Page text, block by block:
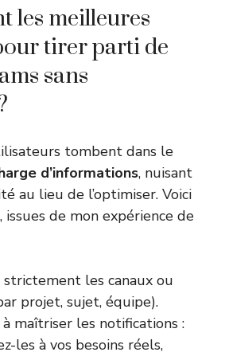
les meilleures
tirer parti de
sans
tombent dans le
d’informations, nuisant
au lieu de l’optimiser. Voici
de mon expérience de
strictement les canaux ou
projet, sujet, équipe).
maîtriser les notifications :
les à vos besoins réels,